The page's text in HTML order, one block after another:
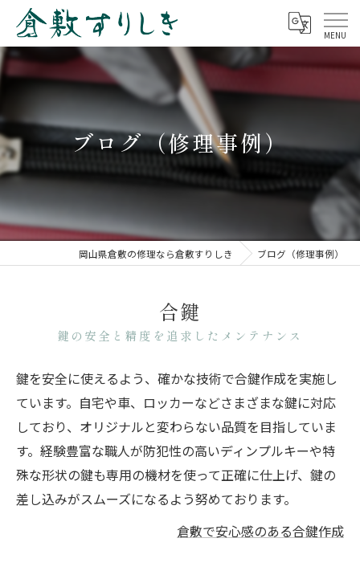
ブログ（修理事例）
岡山県倉敷の修理なら倉敷すりしき ブログ（修理事例）
合鍵
鍵の安全と精度を追求したメンテナンス
鍵を安全に使えるよう、確かな技術で合鍵作成を実施し
ています。自宅や車、ロッカーなどさまざまな鍵に対応
しており、オリジナルと変わらない品質を目指していま
す。経験豊富な職人が防犯性の高いディンプルキーや特
殊な形状の鍵も専用の機材を使って正確に仕上げ、鍵の
差し込みがスムーズになるよう努めております。
倉敷で安心感のある合鍵作成